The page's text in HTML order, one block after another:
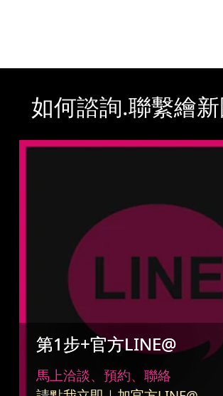
如何諮詢.聯繫繪新
第1步+官方LINE@
馬上洽談、預約、聯絡